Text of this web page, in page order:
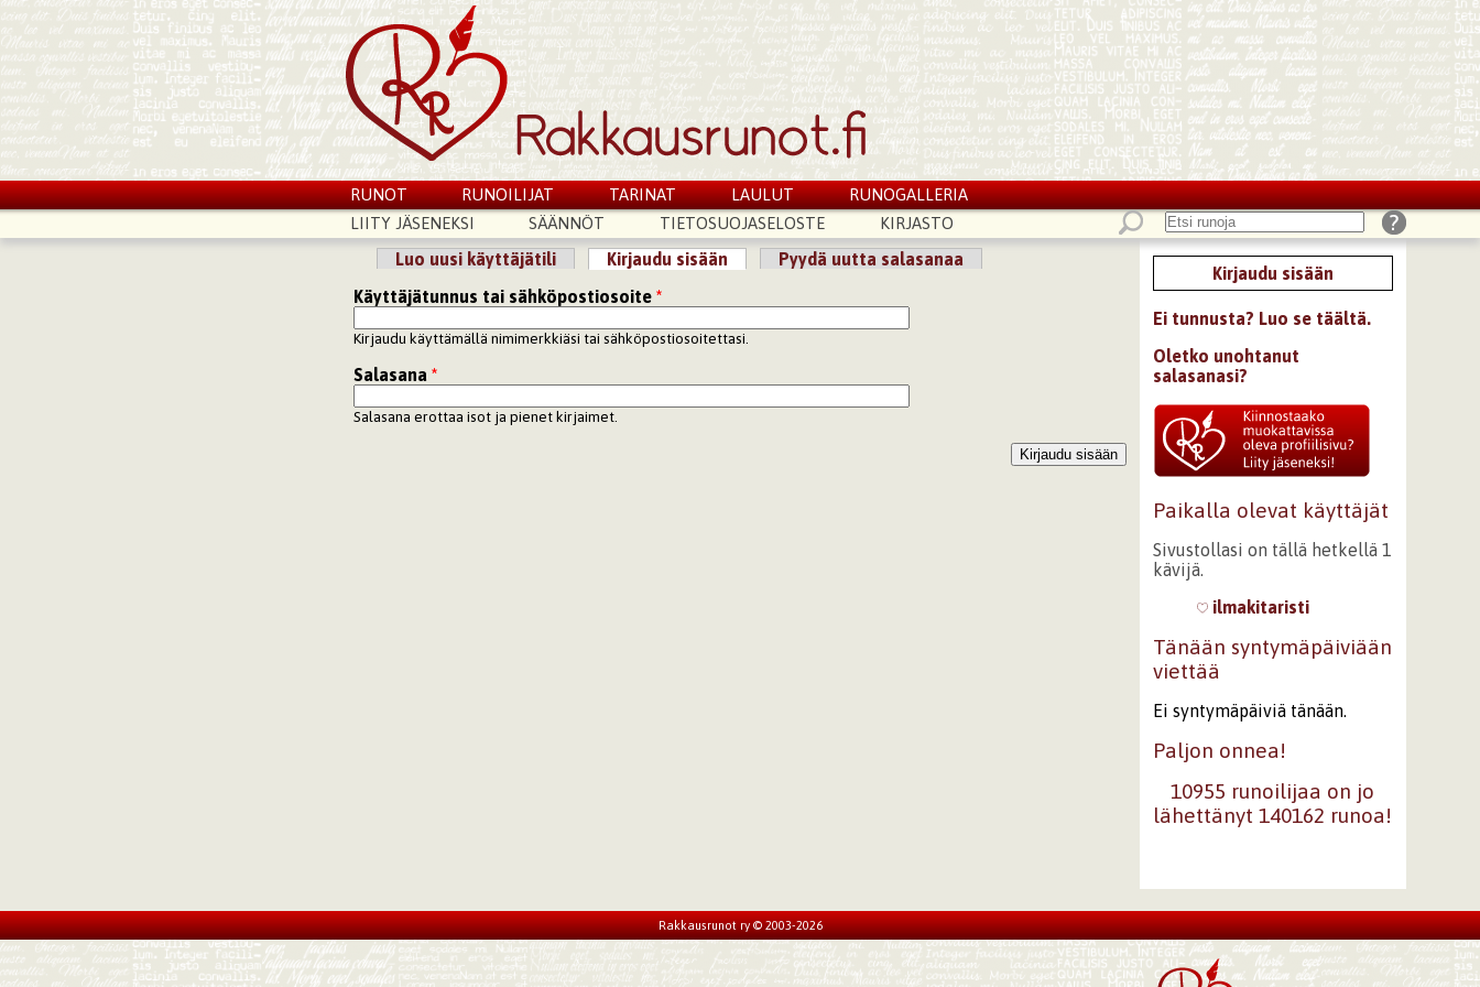
RUNOT RUNOILIJAT TARINAT LAULUT
RUNOGALLERIA
LIITY JÄSENEKSI
SÄÄNNÖT TIETOSUOJASELOSTE KIRJASTO
Ensisijaiset välilehdet
Luo uusi käyttäjätili Kirjaudu sisään (aktiivinen välilehti)
Pyydä uutta salasanaa
Käyttäjätunnus tai sähköpostiosoite*
Kirjaudu käyttämällä nimimerkkiäsi tai sähköpostiosoitettasi.
Salasana*
Salasana erottaa isot ja pienet kirjaimet.
Kirjaudu sisään
Ei tunnusta? Luo se täältä.
Oletko unohtanut
salasanasi?
Paikalla olevat käyttäjät
Sivustollasi on tällä hetkellä 1
kävijä.
ilmakitaristi
Tänään syntymäpäiviään
viettää
Ei syntymäpäiviä tänään.
Paljon onnea!
10955 runoilijaa on jo
lähettänyt 140162 runoa!
Rakkausrunot ry © 2003-2026